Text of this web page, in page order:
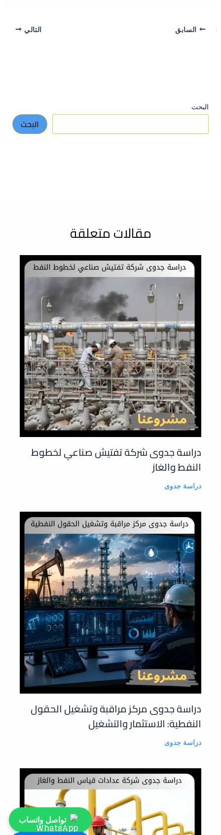
السابق التالي
البحث
البحث
مقالات متعلقة
دراسة جدوى شركة تفتيش صناعي لخطوط
النفط والغاز
دراسة جدوى
دراسة جدوى مركز مراقبة وتشغيل الحقول
النفطية: الاستثمار والتشغيل
دراسة جدوى
تواصل واتساب